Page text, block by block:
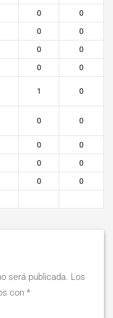
0
0
0
0
0
0
0
0
1 0
0 0
0
0
0
0
0
0
será publicada. Los
con *